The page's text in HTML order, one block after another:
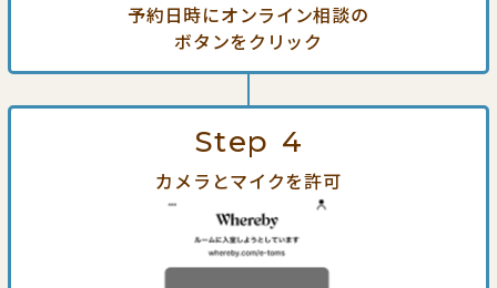
予約日時にオンライン相談の
ボタンをクリック
Step 4
カメラとマイクを許可